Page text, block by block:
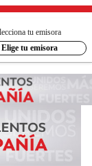
tu emisora
Elige tu emisora